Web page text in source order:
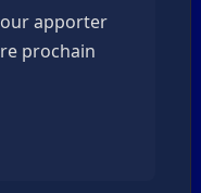
apporter
prochain